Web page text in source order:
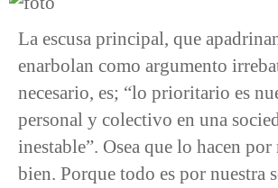
La escusa principal, que
enarbolan como argumento
necesario, es; “lo prioritario es
personal y colectivo en una
inestable”. Osea que lo hacen por
bien. Porque todo es por nuestra